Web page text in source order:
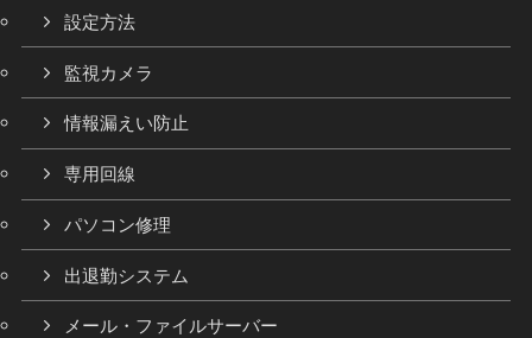
設定方法
監視カメラ
情報漏えい防止
専用回線
パソコン修理
出退勤システム
メール・ファイルサーバー